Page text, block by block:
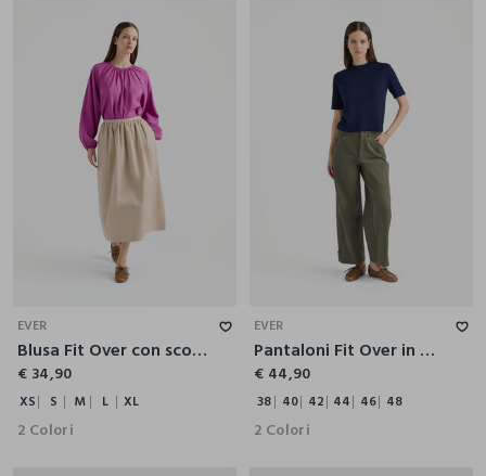
XL
EVER
Blusa Fit Over con scollo rotondo misto modal donna
€ 34,90
XS S M L XL
2 Colori
48
EVER
Pantaloni Fit Over in Twill di cotone stretch donna
€ 44,90
38 40 42 44 46 48
2 Colori